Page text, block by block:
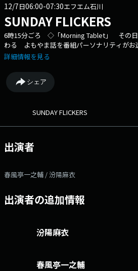
12/7日06:00-07:30エフエム石川
SUNDAY FLICKERS
6時15分ごろ ◇「Morning Tablet」 その日
わる よもやま話を番組パーソナリティ
ョート・オン・ショート」 現役落語家 春
縮された古典落語の数々が生き生きと登場
す！ 7時6分ごろ ◇「一之輔のそこがし
らゆるエンタメから一之輔が毎週気になった
▽06:15〜 【 Morning Tablet 】 その日のメ
語」や「落語にまつわるよもやま話」を披露
す！ ▽07:15〜 【 一之輔のそこがしりた
番組Webサイト：http://www.jfn.jp/sunday/
https://form.audee.jp/sundayflickers/
詳細情報を見る
シェア
SUNDAY FLICKERS
出演者
春風亭一之輔 / 汾陽麻衣
出演者の追加情報
汾陽麻衣
春風亭一之輔